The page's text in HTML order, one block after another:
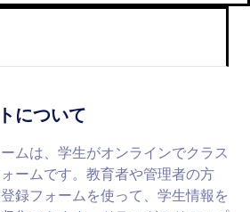
について
ムは、学生がオンラインでクラス
ームです。教育者や管理者の方
録フォームを使って、学生情報を
カスタマイズし、条件付きロジ
接学生とクイズを共有するか、ま
できるようにあなたのクラスの
ズの答えはすべて自動的に採点
アカウントに安全に保存さ
らでも閲覧・管理することがで
プレビュー